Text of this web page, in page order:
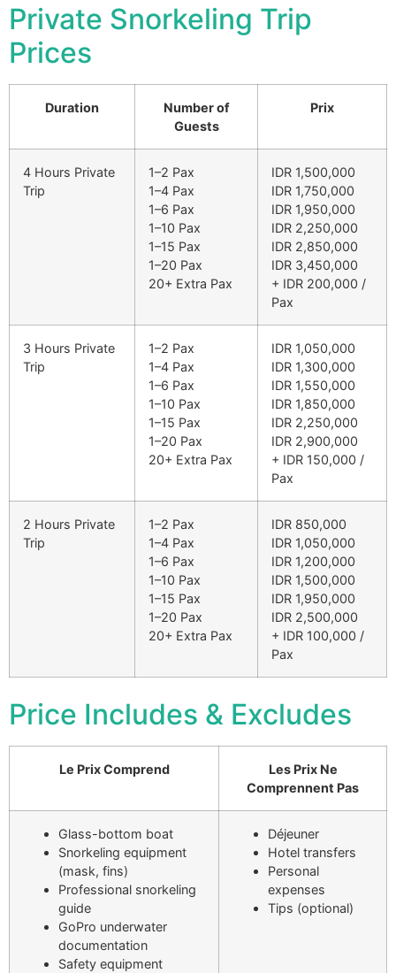
Private Snorkeling Trip
Prices
Duration
Number of
Guests
Prix
4 Hours Private
Trip
1–2 Pax
1–4 Pax
1–6 Pax
1–10 Pax
1–15 Pax
1–20 Pax
20+ Extra Pax
IDR 1,500,000
IDR 1,750,000
IDR 1,950,000
IDR 2,250,000
IDR 2,850,000
IDR 3,450,000
+ IDR 200,000 /
Pax
3 Hours Private
Trip
1–2 Pax
1–4 Pax
1–6 Pax
1–10 Pax
1–15 Pax
1–20 Pax
20+ Extra Pax
IDR 1,050,000
IDR 1,300,000
IDR 1,550,000
IDR 1,850,000
IDR 2,250,000
IDR 2,900,000
+ IDR 150,000 /
Pax
2 Hours Private
Trip
1–2 Pax
1–4 Pax
1–6 Pax
1–10 Pax
1–15 Pax
1–20 Pax
20+ Extra Pax
IDR 850,000
IDR 1,050,000
IDR 1,200,000
IDR 1,500,000
IDR 1,950,000
IDR 2,500,000
+ IDR 100,000 /
Pax
Price Includes & Excludes
Le Prix Comprend
Les Prix Ne
Comprennent Pas
Glass-bottom boat
Snorkeling equipment
(mask, fins)
Professional snorkeling
guide
GoPro underwater
documentation
Safety equipment
Déjeuner
Hotel transfers
Personal
expenses
Tips (optional)